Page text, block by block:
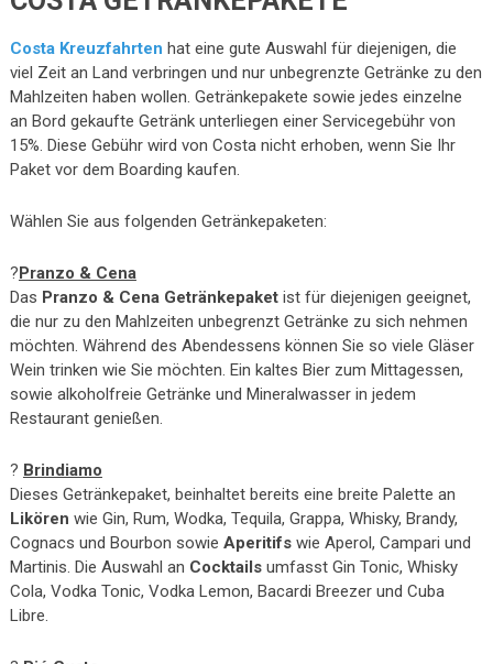
Costa Kreuzfahrten hat eine gute Auswahl für diejenigen, die
viel Zeit an Land verbringen und nur unbegrenzte Getränke zu den
Mahlzeiten haben wollen. Getränkepakete sowie jedes einzelne
an Bord gekaufte Getränk unterliegen einer Servicegebühr von
15%. Diese Gebühr wird von Costa nicht erhoben, wenn Sie Ihr
Paket vor dem Boarding kaufen.
Wählen Sie aus folgenden Getränkepaketen:
?Pranzo & Cena
Das Pranzo & Cena Getränkepaketist für diejenigen geeignet,
die nur zu den Mahlzeiten unbegrenzt Getränke zu sich nehmen
möchten. Während des Abendessens können Sie so viele Gläser
Wein trinken wie Sie möchten. Ein kaltes Bier zum Mittagessen,
sowie alkoholfreie Getränke und Mineralwasser in jedem
Restaurant genießen.
? Brindiamo
Dieses Getränkepaket, beinhaltet bereits eine breite Palette an
Likören wie Gin, Rum, Wodka, Tequila, Grappa, Whisky, Brandy,
Cognacs und Bourbon sowie Aperitifswie Aperol, Campari und
Martinis. Die Auswahl an Cocktailsumfasst Gin Tonic, Whisky
Cola, Vodka Tonic, Vodka Lemon, Bacardi Breezer und Cuba
Libre.